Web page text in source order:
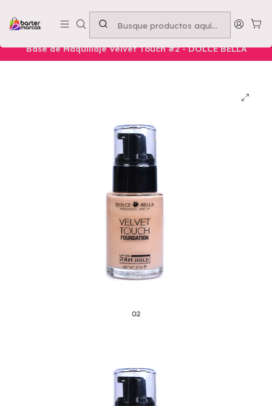
Emprende con nosotros -Compra mínima $50.000
Nuestros Productos Belleza Rostro
Base de Maquillaje Velvet Touch #2 - DOLCE BELLA